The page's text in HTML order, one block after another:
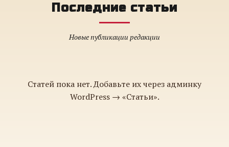
Последние статьи
Новые публикации редакции
Статей пока нет. Добавьте их через админку
WordPress → «Статьи».